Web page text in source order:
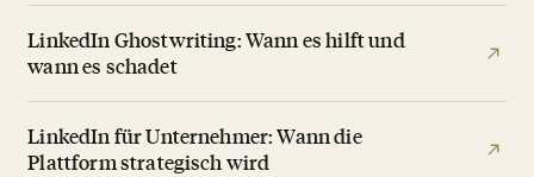
LinkedIn Ghostwriting: Wann es hilft und
wann es schadet
LinkedIn für Unternehmer: Wann die
Plattform strategisch wird